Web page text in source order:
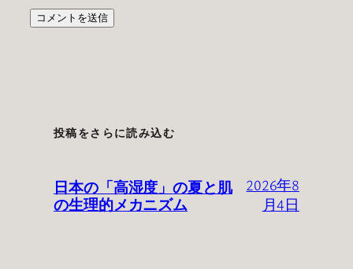
投稿をさらに読み込む
日本の「高湿度」の夏と肌
の生理的メカニズム
2026年8
月4日